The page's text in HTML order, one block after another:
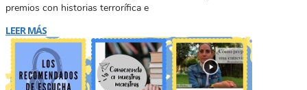
premios con historias terrorífica e
LEER MÁS